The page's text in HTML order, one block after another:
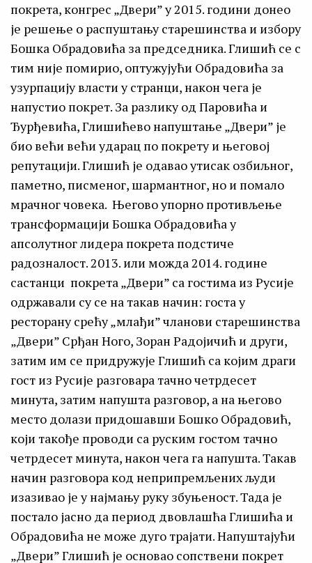
покрета, конгрес „Двери” у 2015. години донео
је решење о распуштању старешинства и избору
Бошка Обрадовића за председника. Глишић се с
тим није помирио, оптужујући Обрадовића за
узурпацију власти у странци, након чега је
напустио покрет. За разлику од Паровића и
Ђурђевића, Глишићево напуштање „Двери” је
био већи већи ударац по покрету и његовој
репутацији. Глишић је одавао утисак озбиљног,
паметно, писменог, шармантног, но и помало
мрачног човека. Његово упорно противљење
трансформацији Бошка Обрадовића у
апсолутног лидера покрета подстиче
радозналост. 2013. или можда 2014. године
састанци покрета „Двери” са гостима из Русије
одржавали су се на такав начин: госта у
ресторану срећу „млађи” чланови старешинства
„Двери” Срђан Ного, Зоран Радојичић и други,
затим им се придружује Глишић са којим драги
гост из Русије разговара тачно четрдесет
минута, затим напушта разговор, а на његово
место долази придошавши Бошко Обрадовић,
који такође проводи са руским гостом тачно
четрдесет минута, након чега га напушта. Такав
начин разговора код неприпремљених људи
изазивао је у најмању руку збуњеност. Тада је
постало јасно да период двовлашћа Глишића и
Обрадовића не може дуго трајати. Напуштајући
„Двери” Глишић је основао сопствени покрет